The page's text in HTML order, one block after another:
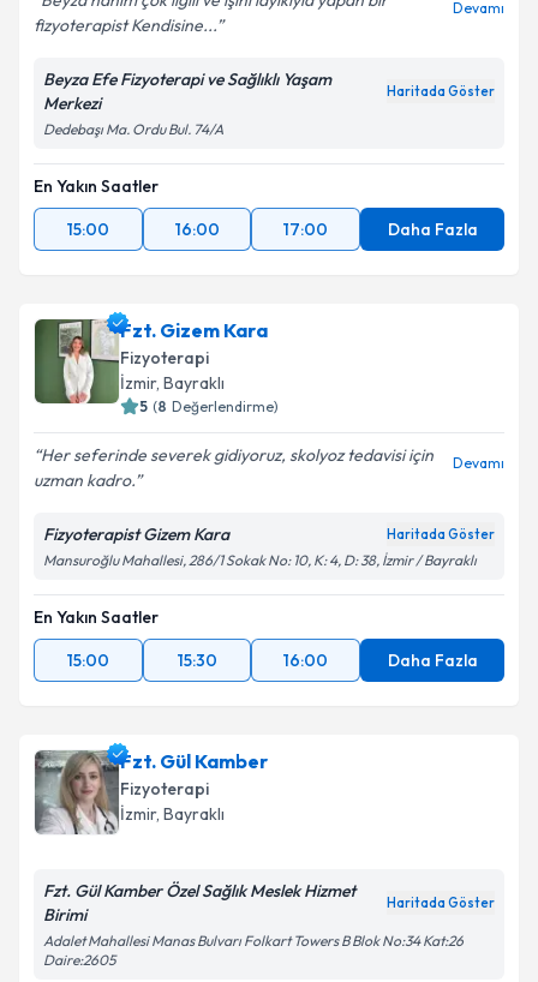
fizyoterapist Kendisine...
Devamı
Beyza Efe Fizyoterapi ve Sağlıklı Yaşam
Merkezi
Haritada Göster
Dedebaşı Ma. Ordu Bul. 74/A
En Yakın Saatler
15:00
16:00 17:00 Daha Fazla
Fzt. Gizem Kara
Fizyoterapi
İzmir, Bayraklı
5 (8 Değerlendirme)
Her seferinde severek gidiyoruz, skolyoz tedavisi için
uzman kadro.
Devamı
Fizyoterapist Gizem Kara Haritada Göster
Mansuroğlu Mahallesi, 286/1 Sokak No: 10, K: 4, D: 38, İzmir / Bayraklı
En Yakın Saatler
15:00
15:30 16:00 Daha Fazla
Fzt. Gül Kamber
Fizyoterapi
İzmir, Bayraklı
Fzt. Gül Kamber Özel Sağlık Meslek Hizmet
Birimi
Haritada Göster
Adalet Mahallesi Manas Bulvarı Folkart Towers B Blok No:34 Kat:26
Daire:2605